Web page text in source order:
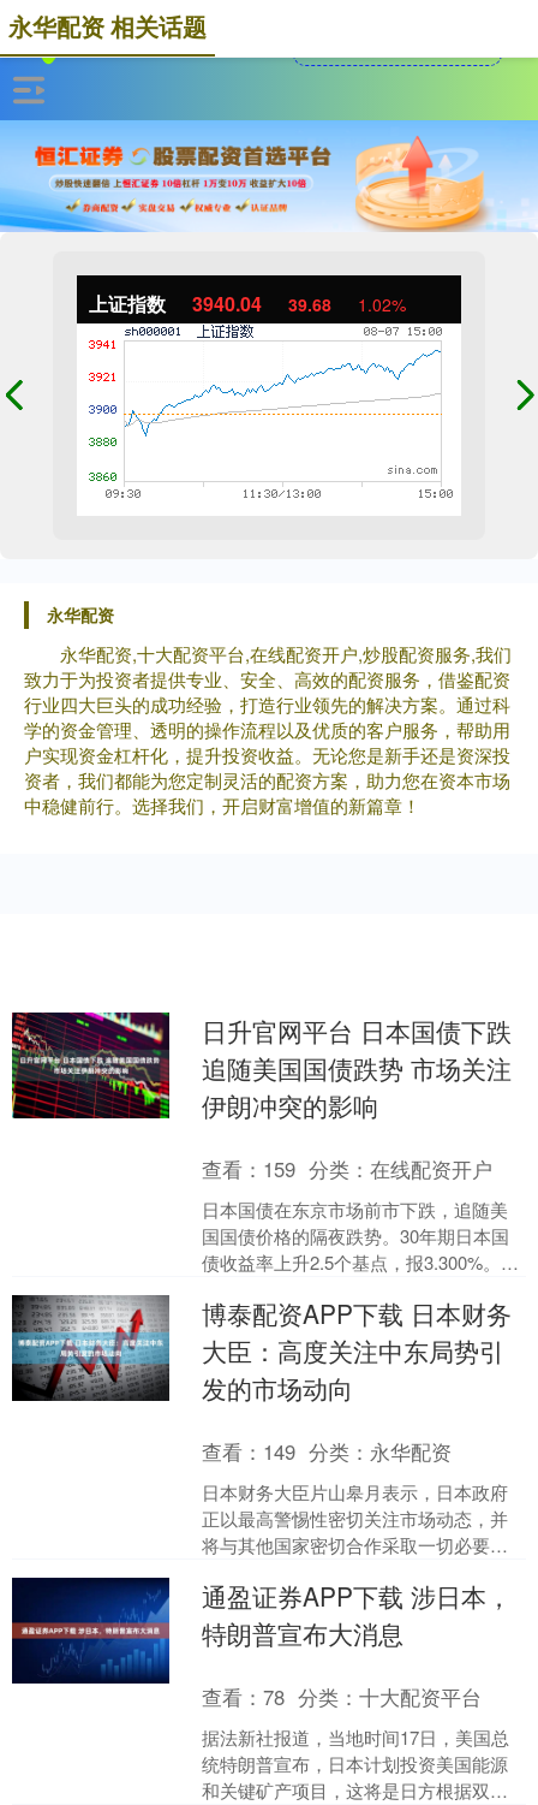
上证指数 3940.04 39.68 1.02%
永华配资
永华配资,十大配资平台,在线配资开户,炒股配资服务,我们
致力于为投资者提供专业、安全、高效的配资服务，借鉴配资
行业四大巨头的成功经验，打造行业领先的解决方案。通过科
学的资金管理、透明的操作流程以及优质的客户服务，帮助用
户实现资金杠杆化，提升投资收益。无论您是新手还是资深投
资者，我们都能为您定制灵活的配资方案，助力您在资本市场
中稳健前行。选择我们，开启财富增值的新篇章！
永华配资 相关话题
日升官网平台 日本国债下跌
追随美国国债跌势 市场关注
伊朗冲突的影响
查看： 159 分类：在线配资开户
日本国债在东京市场前市下跌，追随美
国国债价格的隔夜跌势。30年期日本国
债收益率上升2.5个基点，报3.300%。日
或将导致日本....
博泰配资APP下载 日本财务
大臣：高度关注中东局势引
发的市场动向
查看： 149 分类： 永华配资
日本财务大臣片山皋月表示，日本政府
正以最高警惕性密切关注市场动态，并
将与其他国家密切合作采取一切必要措
荡。片山表示，原油供需和....
通盈证券APP下载 涉日本，
特朗普宣布大消息
查看：78 分类：十大配资平台
据法新社报道，当地时间17日，美国总
统特朗普宣布，日本计划投资美国能源
和关键矿产项目，这将是日方根据双边